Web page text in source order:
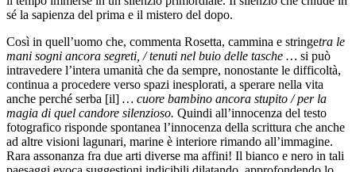
sé la sapienza del prima e il mistero del dopo.
Così in quell’uomo che, commenta Rosetta, cammina e stringetra le
mani sogni ancora segreti, / tenuti nel buio delle tasche … si può
intravedere l’intera umanità che da sempre, nonostante le difficoltà,
continua a procedere verso spazi inesplorati, a sperare nella vita
anche perché serba [il] … cuore bambino ancora stupito / per la
magia di quel candore silenzioso. Quindi all’innocenza del testo
fotografico risponde spontanea l’innocenza della scrittura che anche
ad altre visioni lagunari, marine è interiore rimando all’immagine.
Rara assonanza fra due arti diverse ma affini! Il bianco e nero in tali